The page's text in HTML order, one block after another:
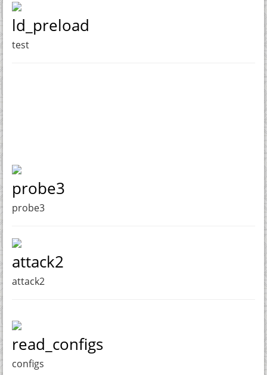
ld_preload
test
probe3
probe3
attack2
attack2
read_configs
configs